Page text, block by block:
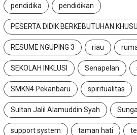
pendidika pendidikan
PESERTA DIDIK BERKEBUTUHAN
RESUME NGUPING 3 riau
SEKOLAH INKLUSI Senapelan
SMKN4 Pekanbaru spiritualitas
Sultan Jalil Alamuddin Syah
support system taman hati